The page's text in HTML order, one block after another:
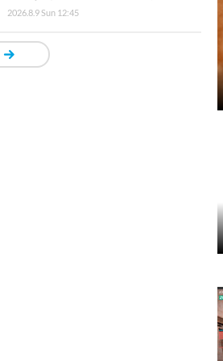
2026.8.9 Sun 12:45